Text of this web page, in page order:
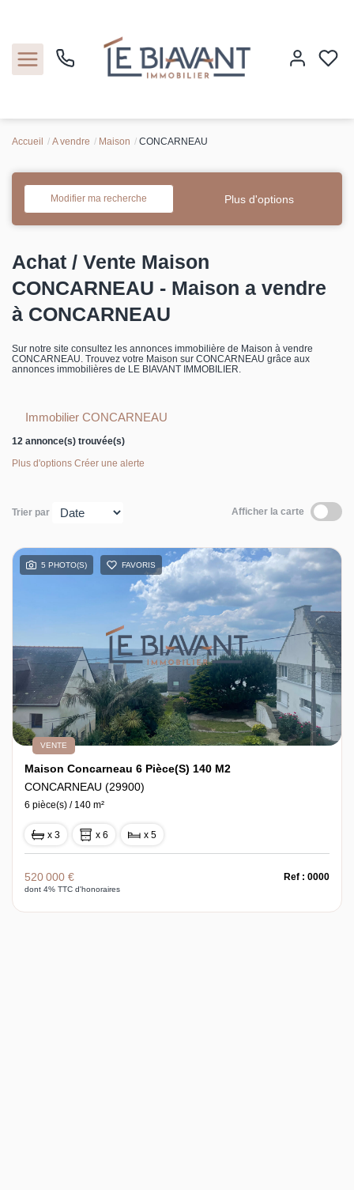
Nos biens
Nos agences
Contact
Accueil A vendre Maison CONCARNEAU
Modifier ma recherche Plus d'options
Achat / Vente Maison
CONCARNEAU - Maison a vendre
à CONCARNEAU
Sur notre site consultez les annonces immobilière de Maison à vendre
CONCARNEAU. Trouvez votre Maison sur CONCARNEAU grâce aux
annonces immobilières de LE BIAVANT IMMOBILIER.
Immobilier CONCARNEAU
12 annonce(s) trouvée(s)
Plus d'options Créer une alerte
Trier par Afficher la carte
5 PHOTO(S) FAVORIS
VENTE
Maison Concarneau 6 Pièce(s) 140 M2
CONCARNEAU (29900)
6 pièce(s) / 140 m²
x 3 x 6 x 5
520 000 €
dont 4% TTC d'honoraires
Ref : 0000